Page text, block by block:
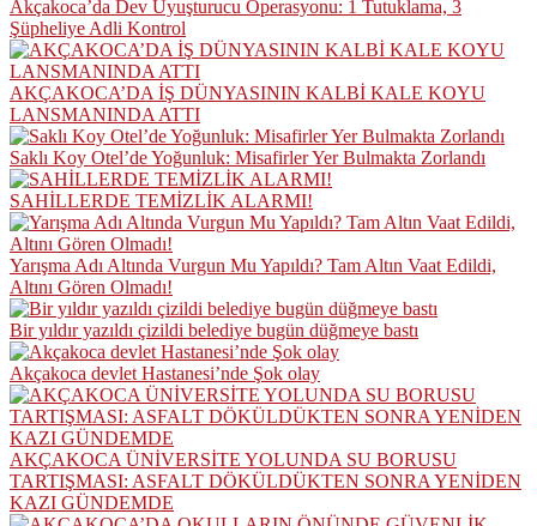
Akçakoca’da Dev Uyuşturucu Operasyonu: 1 Tutuklama, 3
Şüpheliye Adli Kontrol
AKÇAKOCA’DA İŞ DÜNYASININ KALBİ KALE KOYU
LANSMANINDA ATTI
Saklı Koy Otel’de Yoğunluk: Misafirler Yer Bulmakta Zorlandı
SAHİLLERDE TEMİZLİK ALARMI!
Yarışma Adı Altında Vurgun Mu Yapıldı? Tam Altın Vaat Edildi,
Altını Gören Olmadı!
Bir yıldır yazıldı çizildi belediye bugün düğmeye bastı
Akçakoca devlet Hastanesi’nde Şok olay
AKÇAKOCA ÜNİVERSİTE YOLUNDA SU BORUSU
TARTIŞMASI: ASFALT DÖKÜLDÜKTEN SONRA YENİDEN
KAZI GÜNDEMDE